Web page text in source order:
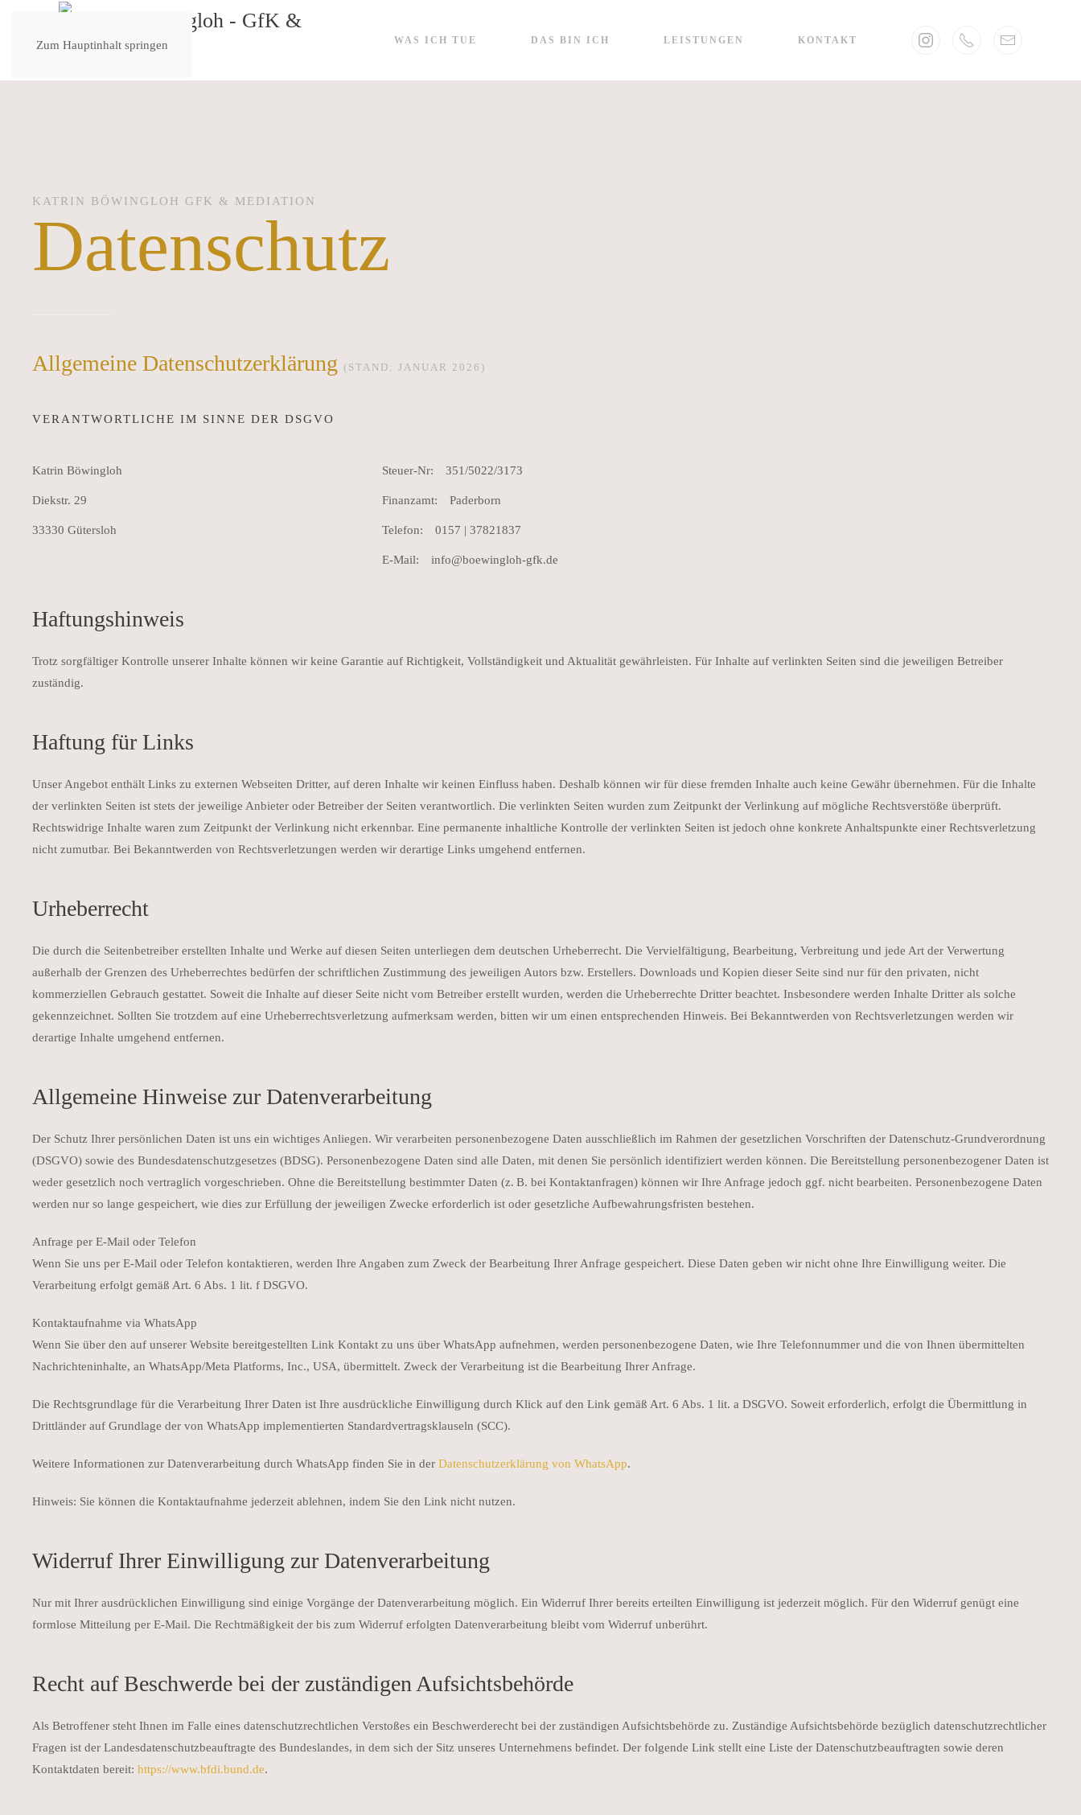
Zum Hauptinhalt springen WAS ICH TUE DAS BIN ICH LEISTUNGEN KONTAKT
KATRIN BÖWINGLOH GFK & MEDIATION
Datenschutz
Allgemeine Datenschutz­erklärung (STAND: JANUAR 2026)
VERANTWORTLICHE IM SINNE DER DSGVO
Katrin Böwingloh
Diekstr. 29
33330 Gütersloh
Steuer-Nr: 351/5022/3173
Finanzamt: Paderborn
Telefon: 0157 | 37821837
E-Mail: info@boewingloh-gfk.de
Haftungshinweis
Trotz sorgfältiger Kontrolle unserer Inhalte können wir keine Garantie auf Richtigkeit, Vollständigkeit und Aktualität gewährleisten. Für Inhalte auf verlinkten Seiten sind die jeweiligen Betreiber
zuständig.
Haftung für Links
Unser Angebot enthält Links zu externen Webseiten Dritter, auf deren Inhalte wir keinen Einfluss haben. Deshalb können wir für diese fremden Inhalte auch keine Gewähr übernehmen. Für die Inhalte
der verlinkten Seiten ist stets der jeweilige Anbieter oder Betreiber der Seiten verantwortlich. Die verlinkten Seiten wurden zum Zeitpunkt der Verlinkung auf mögliche Rechtsverstöße überprüft.
Rechtswidrige Inhalte waren zum Zeitpunkt der Verlinkung nicht erkennbar. Eine permanente inhaltliche Kontrolle der verlinkten Seiten ist jedoch ohne konkrete Anhaltspunkte einer Rechtsverletzung
nicht zumutbar. Bei Bekanntwerden von Rechtsverletzungen werden wir derartige Links umgehend entfernen.
Urheberrecht
Die durch die Seitenbetreiber erstellten Inhalte und Werke auf diesen Seiten unterliegen dem deutschen Urheberrecht. Die Vervielfältigung, Bearbeitung, Verbreitung und jede Art der Verwertung
außerhalb der Grenzen des Urheberrechtes bedürfen der schriftlichen Zustimmung des jeweiligen Autors bzw. Erstellers. Downloads und Kopien dieser Seite sind nur für den privaten, nicht
kommerziellen Gebrauch gestattet. Soweit die Inhalte auf dieser Seite nicht vom Betreiber erstellt wurden, werden die Urheberrechte Dritter beachtet. Insbesondere werden Inhalte Dritter als solche
gekennzeichnet. Sollten Sie trotzdem auf eine Urheberrechtsverletzung aufmerksam werden, bitten wir um einen entsprechenden Hinweis. Bei Bekanntwerden von Rechtsverletzungen werden wir
derartige Inhalte umgehend entfernen.
Allgemeine Hinweise zur Datenverarbeitung
Der Schutz Ihrer persönlichen Daten ist uns ein wichtiges Anliegen. Wir verarbeiten personenbezogene Daten ausschließlich im Rahmen der gesetzlichen Vorschriften der Datenschutz-Grundverordnung
(DSGVO) sowie des Bundesdatenschutzgesetzes (BDSG). Personenbezogene Daten sind alle Daten, mit denen Sie persönlich identifiziert werden können. Die Bereitstellung personenbezogener Daten ist
weder gesetzlich noch vertraglich vorgeschrieben. Ohne die Bereitstellung bestimmter Daten (z. B. bei Kontaktanfragen) können wir Ihre Anfrage jedoch ggf. nicht bearbeiten. Personenbezogene Daten
werden nur so lange gespeichert, wie dies zur Erfüllung der jeweiligen Zwecke erforderlich ist oder gesetzliche Aufbewahrungsfristen bestehen.
Anfrage per E-Mail oder Telefon
Wenn Sie uns per E-Mail oder Telefon kontaktieren, werden Ihre Angaben zum Zweck der Bearbeitung Ihrer Anfrage gespeichert. Diese Daten geben wir nicht ohne Ihre Einwilligung weiter. Die
Verarbeitung erfolgt gemäß Art. 6 Abs. 1 lit. f DSGVO.
Kontaktaufnahme via WhatsApp
Wenn Sie über den auf unserer Website bereitgestellten Link Kontakt zu uns über WhatsApp aufnehmen, werden personenbezogene Daten, wie Ihre Telefonnummer und die von Ihnen übermittelten
Nachrichteninhalte, an WhatsApp/Meta Platforms, Inc., USA, übermittelt. Zweck der Verarbeitung ist die Bearbeitung Ihrer Anfrage.
Die Rechtsgrundlage für die Verarbeitung Ihrer Daten ist Ihre ausdrückliche Einwilligung durch Klick auf den Link gemäß Art. 6 Abs. 1 lit. a DSGVO. Soweit erforderlich, erfolgt die Übermittlung in
Drittländer auf Grundlage der von WhatsApp implementierten Standardvertragsklauseln (SCC).
Weitere Informationen zur Datenverarbeitung durch WhatsApp finden Sie in der Datenschutzerklärung von WhatsApp.
Hinweis: Sie können die Kontaktaufnahme jederzeit ablehnen, indem Sie den Link nicht nutzen.
Widerruf Ihrer Einwilligung zur Datenverarbei­tung
Nur mit Ihrer ausdrücklichen Einwilligung sind einige Vorgänge der Datenverarbeitung möglich. Ein Widerruf Ihrer bereits erteilten Einwilligung ist jederzeit möglich. Für den Widerruf genügt eine
formlose Mitteilung per E-Mail. Die Rechtmäßigkeit der bis zum Widerruf erfolgten Datenverarbeitung bleibt vom Widerruf unberührt.
Recht auf Beschwerde bei der zuständigen Aufsichtsbehörde
Als Betroffener steht Ihnen im Falle eines datenschutzrechtlichen Verstoßes ein Beschwerderecht bei der zuständigen Aufsichtsbehörde zu. Zuständige Aufsichtsbehörde bezüglich datenschutzrechtlicher
Fragen ist der Landesdatenschutzbeauftragte des Bundeslandes, in dem sich der Sitz unseres Unternehmens befindet. Der folgende Link stellt eine Liste der Datenschutzbeauftragten sowie deren
Kontaktdaten bereit: https://www.bfdi.bund.de.